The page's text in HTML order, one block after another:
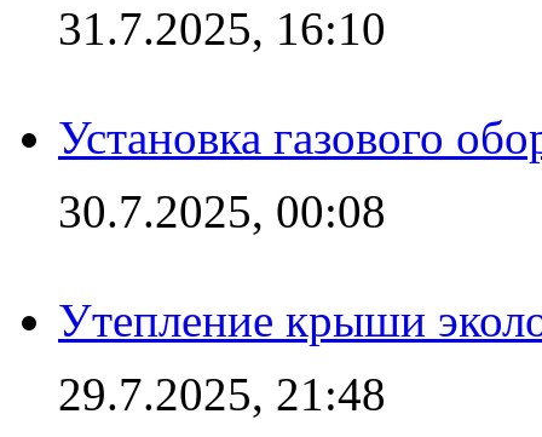
31.7.2025, 16:10
Установка газового
30.7.2025, 00:08
Утепление крыши
29.7.2025, 21:48